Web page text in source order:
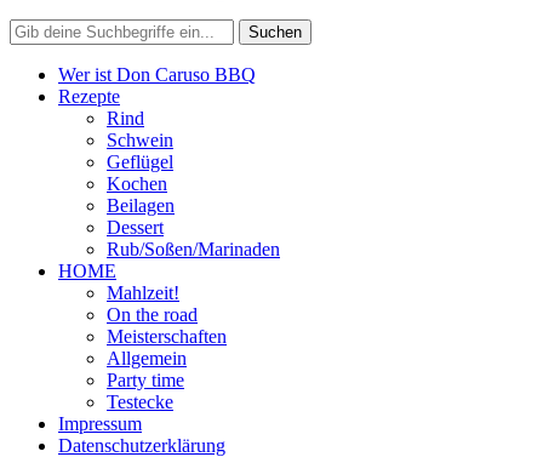
Wer ist Don Caruso BBQ
Rezepte
Rind
Schwein
Geflügel
Kochen
Beilagen
Dessert
Rub/Soßen/Marinaden
HOME
Mahlzeit!
On the road
Meisterschaften
Allgemein
Party time
Testecke
Impressum
Datenschutzerklärung